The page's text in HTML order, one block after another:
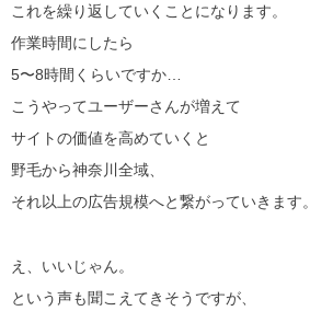
これを繰り返していくことになります。
作業時間にしたら
5〜8時間くらいですか…
こうやってユーザーさんが増えて
サイトの価値を高めていくと
野毛から神奈川全域、
それ以上の広告規模へと繋がっていきます。
え、いいじゃん。
という声も聞こえてきそうですが、